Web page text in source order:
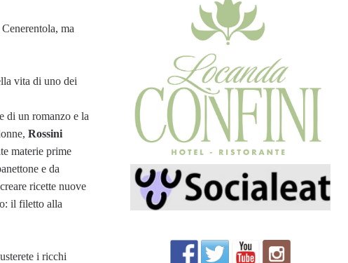
ma
vita di uno dei
di un romanzo e la
Rossini
materie prime
e da
ricette nuove
il filetto alla
i ricchi